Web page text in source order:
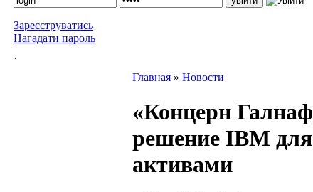
Зареєструватись
Нагадати пароль
`
Главная » Новости
«Концерн
решение IBM
активами